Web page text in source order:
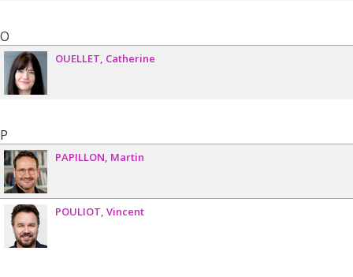
O
OUELLET Catherine
P
PAPILLON Martin
POULIOT Vincent